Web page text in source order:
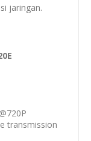
jaringan.
transmission